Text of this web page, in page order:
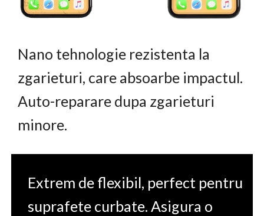
Nano tehnologie rezistenta la
zgarieturi, care absoarbe impactul.
Auto-reparare dupa zgarieturi
minore.
Extrem de flexibil, perfect pentru
suprafete curbate. Asigura o